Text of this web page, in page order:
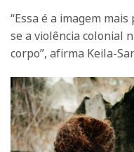
“Essa é a imagem
se a violência colonial
corpo”, afirma Keila-